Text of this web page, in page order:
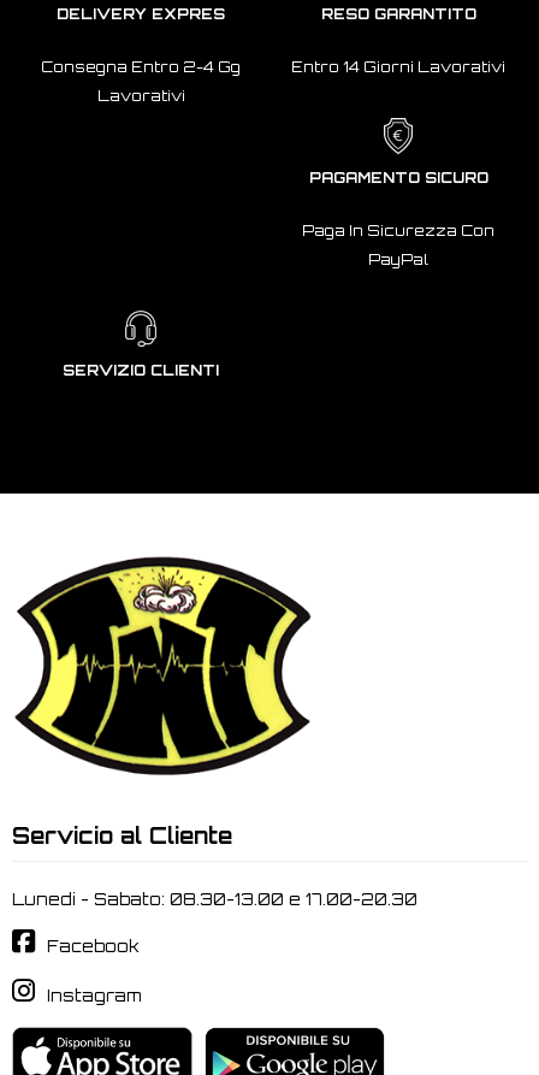
DELIVERY EXPRES
Consegna Entro 2-4 Gg
Lavorativi
RESO GARANTITO
Entro 14 Giorni Lavorativi
PAGAMENTO SICURO
Paga In Sicurezza Con
PayPal
SERVIZIO CLIENTI
Servicio al Cliente
Lunedi - Sabato: 08.30-13.00 e 17.00-20.30
Facebook
Instagram